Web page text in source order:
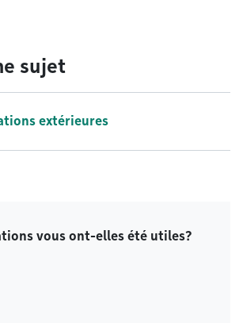
sujet
extérieures
vous ont-elles été utiles?